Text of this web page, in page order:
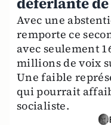
Avec une
remporte ce
avec seulement
millions de voix
Une faible
qui pourrait
socialiste.